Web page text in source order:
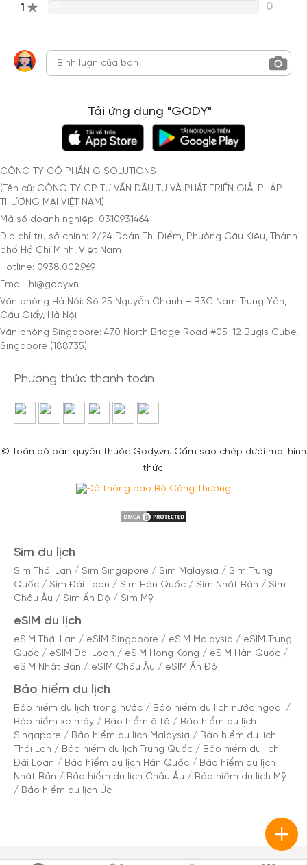
1 0
Tải ứng dụng "GODY"
CÔNG TY CỔ PHẦN G SOLUTIONS
(Tên cũ: CÔNG TY CP TƯ VẤN ĐẦU TƯ VÀ PHÁT TRIỂN GIẢI PHÁP
THƯƠNG MẠI VIỆT NAM)
Mã số doanh nghiệp: 0310931464
Địa chỉ trụ sở chính: 2/24 Đoàn Thị Điểm, Phường Cầu Kiệu, Thành
phố Hồ Chí Minh, Việt Nam
Hotline: 0938.002.969
Email: hi@gody.vn
Văn phòng Hà Nội: Số 25 Nguyễn Chánh – B3C Nam Trung Yên,
Cầu Giấy, Hà Nội
Văn phòng Singapore: 470 North Bridge Road #05-12 Bugis Cube,
Singapore (188735)
Phương thức thanh toán
© Toàn bộ bản quyền thuộc Gody.vn. Cấm sao chép dưới mọi hình
thức.
Sim du lịch
Sim Thái Lan / Sim Singapore / Sim Malaysia / Sim Trung
Quốc / Sim Đài Loan / Sim Hàn Quốc / Sim Nhật Bản / Sim
Châu Âu / Sim Ấn Độ / Sim Mỹ
eSIM du lịch
eSIM Thái Lan / eSIM Singapore / eSIM Malaysia / eSIM Trung
Quốc / eSIM Đài Loan / eSIM Hong Kong / eSIM Hàn Quốc /
eSIM Nhật Bản / eSIM Châu Âu / eSIM Ấn Độ
Bảo hiểm du lịch
Bảo hiểm du lịch trong nước / Bảo hiểm du lịch nước ngoài /
Bảo hiểm xe máy / Bảo hiểm ô tô / Bảo hiểm du lịch
Singapore / Bảo hiểm du lịch Malaysia / Bảo hiểm du lịch
Thái Lan / Bảo hiểm du lịch Trung Quốc / Bảo hiểm du lịch
Đài Loan / Bảo hiểm du lịch Hàn Quốc / Bảo hiểm du lịch
Nhật Bản / Bảo hiểm du lịch Châu Âu / Bảo hiểm du lịch Mỹ
/ Bảo hiểm du lịch Úc